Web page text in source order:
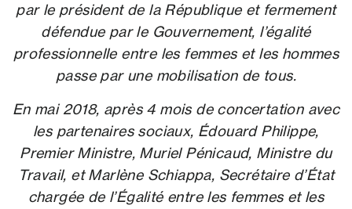
par le président de la République et fermement
défendue par le Gouvernement, l’égalité
professionnelle entre les femmes et les hommes
passe par une mobilisation de tous.
En mai 2018, après 4 mois de concertation avec
les partenaires sociaux, Édouard Philippe,
Premier Ministre, Muriel Pénicaud, Ministre du
Travail, et Marlène Schiappa, Secrétaire d’État
chargée de l’Égalité entre les femmes et les